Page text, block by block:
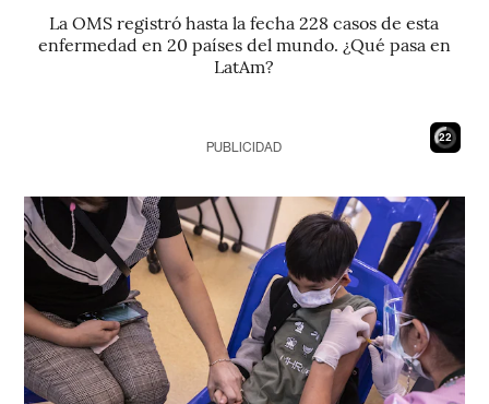
La OMS registró hasta la fecha 228 casos de esta
enfermedad en 20 países del mundo. ¿Qué pasa en
LatAm?
21
PUBLICIDAD